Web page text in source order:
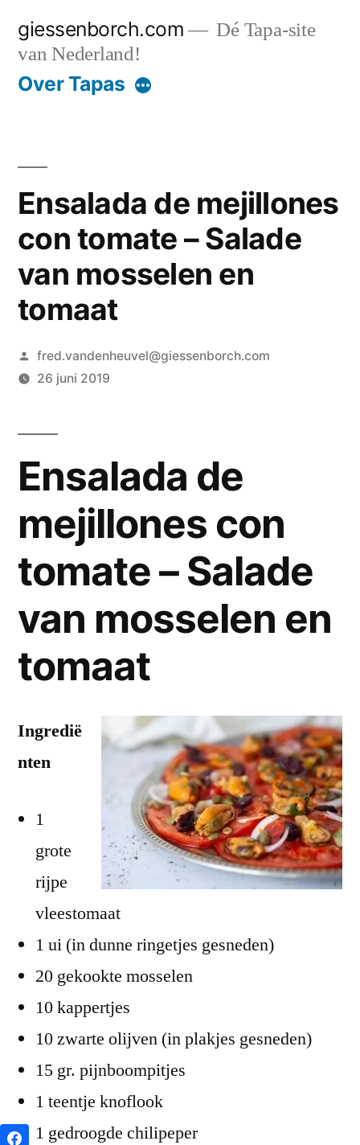
naar
giessenborch.com
Dé Tapa-site
van Nederland!
Over Tapas
Ensalada de mejillones
con tomate – Salade
van mosselen en
tomaat
Geplaatst
door
fred.vandenheuvel@giessenborch.com
26 juni 2019
Ensalada de
mejillones con
tomate – Salade
van mosselen en
tomaat
Ingredië
nten
1
grote
rijpe
vleestomaat
1 ui (in dunne ringetjes gesneden)
20 gekookte mosselen
10 kappertjes
10 zwarte olijven (in plakjes gesneden)
15 gr. pijnboompitjes
1 teentje knoflook
1 gedroogde chilipeper